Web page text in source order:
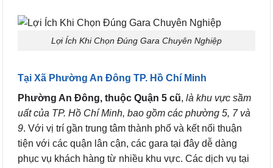
Lợi Ích Khi Chọn Đúng Gara Chuyên Nghiệp
Tại Xã Phường An Đông TP. Hồ Chí Minh
Phường An Đông, thuộc Quận 5 cũ, là khu vực sầm
uất của TP. Hồ Chí Minh, bao gồm các phường 5, 7 và
9. Với vị trí gần trung tâm thành phố và kết nối thuận
tiện với các quận lân cận, các gara tại đây dễ dàng
phục vụ khách hàng từ nhiều khu vực. Các dịch vụ tại